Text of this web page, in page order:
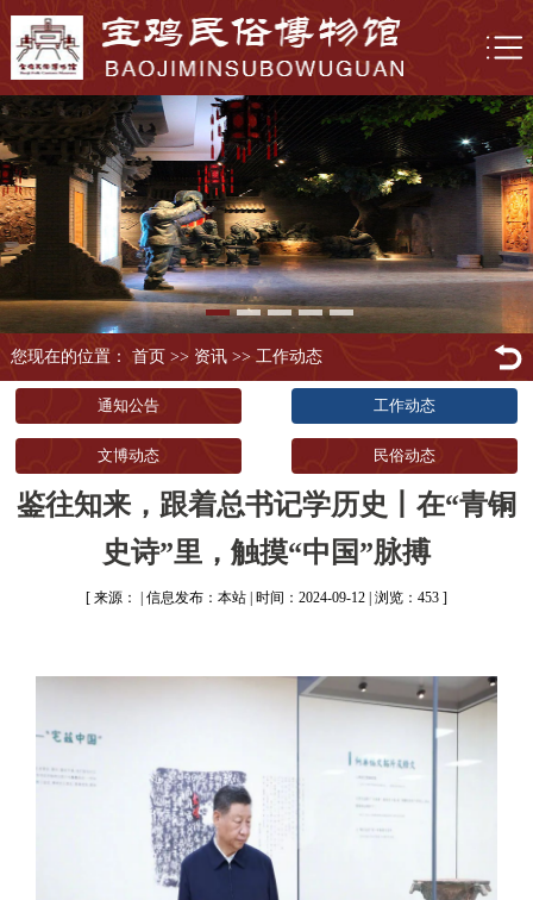
您现在的位置： 首页 >> 资讯>> 工作动态
通知公告 工作动态
文博动态 民俗动态
鉴往知来，跟着总书记学历史丨在“青铜
史诗”里，触摸“中国”脉搏
[ 来源： | 信息发布：本站 | 时间：2024-09-12 | 浏览：453 ]